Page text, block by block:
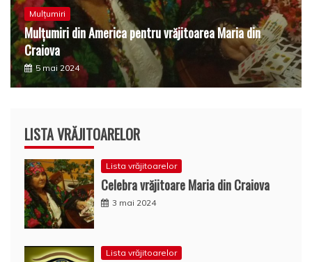
Mulțumiri
Mulţumiri din America pentru vrăjitoarea Maria din
Craiova
5 mai 2024
LISTA VRĂJITOARELOR
Lista vrăjitoarelor
Celebra vrăjitoare Maria din Craiova
3 mai 2024
Lista vrăjitoarelor